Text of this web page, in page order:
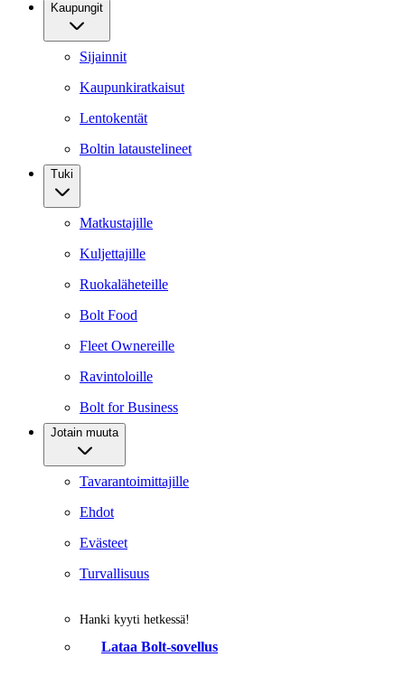
Kaupungit
Sijainnit
Kaupunkiratkaisut
Lentokentät
Boltin lataustelineet
Tuki
Matkustajille
Kuljettajille
Ruokaläheteille
Bolt Food
Fleet Ownereille
Ravintoloille
Bolt for Business
Jotain muuta
Tavarantoimittajille
Ehdot
Evästeet
Turvallisuus
Hanki kyyti hetkessä!
Lataa Bolt-sovellus